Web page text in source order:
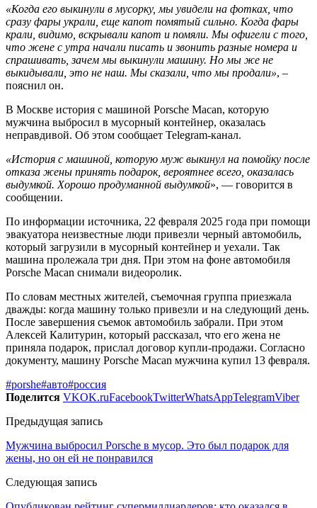
«Когда его выкинули в мусорку, мы увидели на фотках, что
сразу фары украли, еще капот помятый сильно. Когда фары
крали, видимо, вскрывали капот и помяли. Мы офигели с того,
что жене с утра начали писать и звонить разные номера и
спрашивать, зачем мы выкинули машину. Но мы же не
выкидывали, это не наш. Мы сказали, что мы продали», –
пояснил он.
В Москве история с машиной Porsche Macan, которую
мужчина выбросил в мусорный контейнер, оказалась
неправдивой. Об этом сообщает Telegram-канал.
«История с машиной, которую муж выкинул на помойку после
отказа жены принять подарок, вероятнее всего, оказалась
выдумкой. Хорошо продуманной выдумкой», — говорится в
сообщении.
По информации источника, 22 февраля 2025 года при помощи
эвакуатора неизвестные люди привезли черный автомобиль,
который загрузили в мусорный контейнер и уехали. Так
машина пролежала три дня. При этом на фоне автомобиля
Porsche Macan снимали видеоролик.
По словам местных жителей, съемочная группа приезжала
дважды: когда машину только привезли и на следующий день.
После завершения съемок автомобиль забрали. При этом
Алексей Калитурин, который рассказал, что его жена не
приняла подарок, прислал договор купли-продажи. Согласно
документу, машину Porsche Macan мужчина купил 13 февраля.
#porshe#авто#россия
Поделится VKOK.ruFacebookTwitterWhatsAppTelegramViber
Предыдущая запись
Мужчина выбросил Porsche в мусор. Это был подарок для
жены, но он ей не понравился
Следующая запись